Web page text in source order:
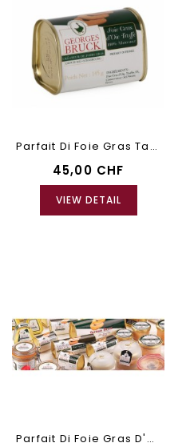
Parfait Di Foie Gras Tartufato
45,00 CHF
VIEW DETAIL
Parfait Di Foie Gras D'oca